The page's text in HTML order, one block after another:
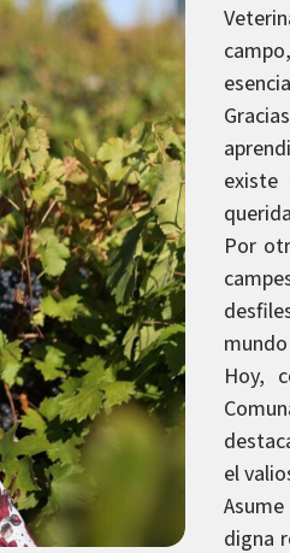
existe
Por
Hoy,
el
digna